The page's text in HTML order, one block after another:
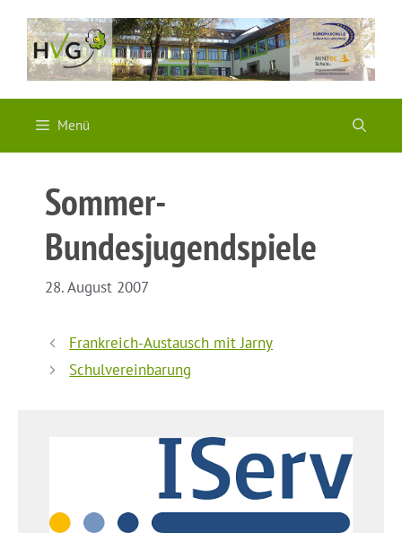
Inhalt
springen
Menü
Sommer-
Bundesjugendspiele
28. August 2007
Frankreich-Austausch mit Jarny
Schulvereinbarung